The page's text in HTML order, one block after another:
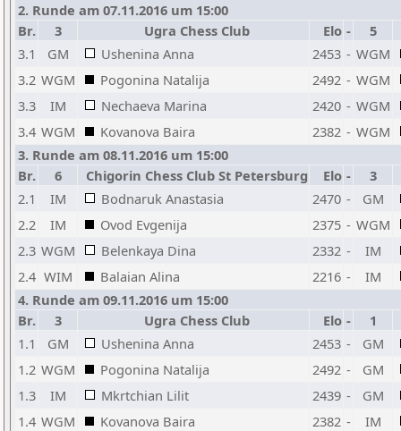
2. Runde am 07.11.2016 um 15:00
Br.
3 Ugra Chess Club Elo -
5
3.1
GM Ushenina Anna 2453 - WGM
3.2 WGM Pogonina Natalija 2492 - WGM
3.3
IM Nechaeva Marina 2420 - WGM
3.4 WGM Kovanova Baira 2382 - WGM
3. Runde am 08.11.2016 um 15:00
Br.
6 Chigorin Chess Club St Petersburg Elo -
3
2.1
IM Bodnaruk Anastasia 2470 -
GM
2.2
IM Ovod Evgenija 2375 - WGM
2.3 WGM Belenkaya Dina 2332 -
IM
2.4 WIM Balaian Alina 2216 -
IM
4. Runde am 09.11.2016 um 15:00
Br.
3 Ugra Chess Club Elo - 1
1.1
GM Ushenina Anna 2453 -
GM
1.2 WGM Pogonina Natalija 2492 -
GM
1.3
IM Mkrtchian Lilit 2439 -
GM
1.4 WGM Kovanova Baira 2382 -
IM